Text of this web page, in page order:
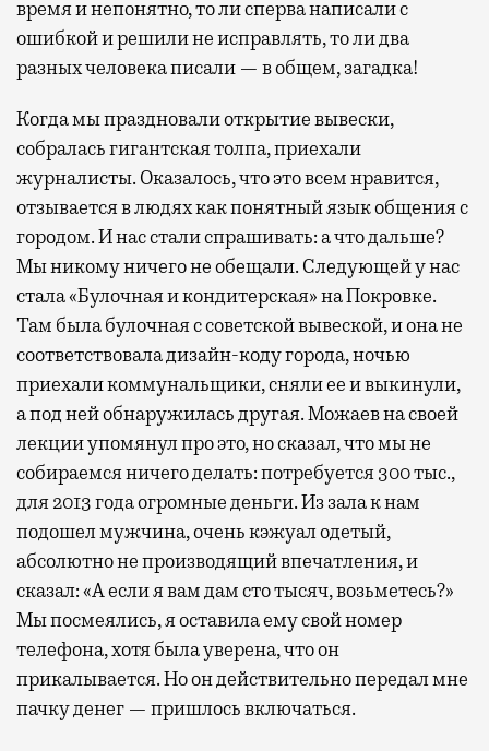
время и непонятно, то ли сперва написали с
ошибкой и решили не исправлять, то ли два
разных человека писали — в общем, загадка!
Когда мы праздновали открытие вывески,
собралась гигантская толпа, приехали
журналисты. Оказалось, что это всем нравится,
отзывается в людях как понятный язык общения с
городом. И нас стали спрашивать: а что дальше?
Мы никому ничего не обещали. Следующей у нас
стала «Булочная и кондитерская» на Покровке.
Там была булочная с советской вывеской, и она не
соответствовала дизайн-коду города, ночью
приехали коммунальщики, сняли ее и выкинули,
а под ней обнаружилась другая. Можаев на своей
лекции упомянул про это, но сказал, что мы не
собираемся ничего делать: потребуется 300 тыс.,
для 2013 года огромные деньги. Из зала к нам
подошел мужчина, очень кэжуал одетый,
абсолютно не производящий впечатления, и
сказал: «А если я вам дам сто тысяч, возьметесь?»
Мы посмеялись, я оставила ему свой номер
телефона, хотя была уверена, что он
прикалывается. Но он действительно передал мне
пачку денег — пришлось включаться.